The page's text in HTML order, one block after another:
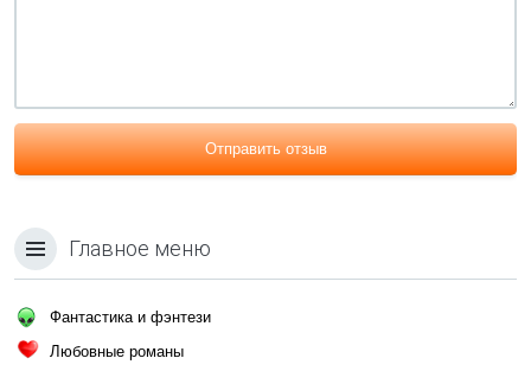
Отправить отзыв
Главное меню
Фантастика и фэнтези
Любовные романы